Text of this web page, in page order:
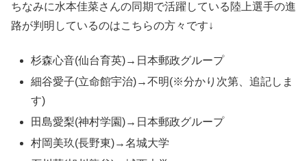
ちなみに水本佳菜さんの同期で活躍している陸上選手の進
路が判明しているのはこちらの方々です↓
杉森心音(仙台育英)→日本郵政グループ
細谷愛子(立命館宇治)→不明(※分かり次第、追記しま
す)
田島愛梨(神村学園)→日本郵政グループ
村岡美玖(長野東)→名城大学